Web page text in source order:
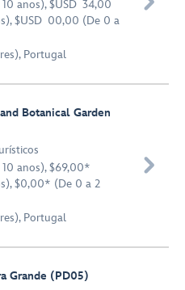
anos), $USD 34,00
$USD 00,00 (De 0 a
Portugal
Botanical Garden
anos), $69,00*
$0,00* (De 0 a 2
Portugal

Grande (PD05)